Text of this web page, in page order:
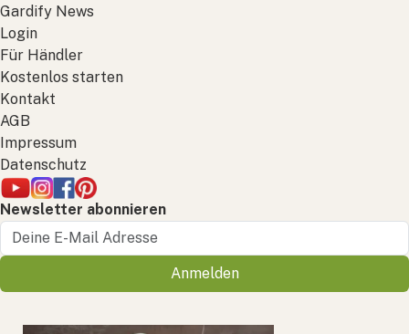
Gardify News
Login
Für Händler
Kostenlos starten
Kontakt
AGB
Impressum
Datenschutz
Newsletter abonnieren
Anmelden